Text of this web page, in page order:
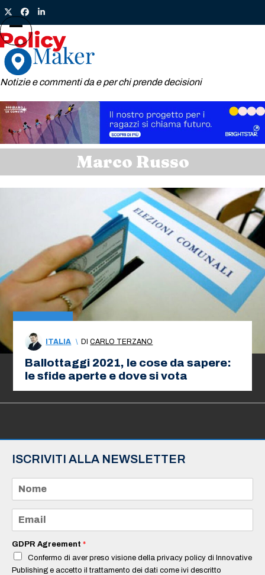
Skip
to
content
TwitterFacebook
LinkedIn
Notizie e commenti da e per chi prende decisioni
Open
mobile
menu
Close
mobile
menu
Marco Russo
ITALIA \ DICARLO TERZANO
Ballottaggi 2021, le cose da sapere:
le sfide aperte e dove si vota
ISCRIVITI ALLA NEWSLETTER
m
e
a
i
*
GDPR Agreement *
Confermo di aver preso visione della privacy policy di Innovative
Publishing e accetto il trattamento dei dati come ivi descritto